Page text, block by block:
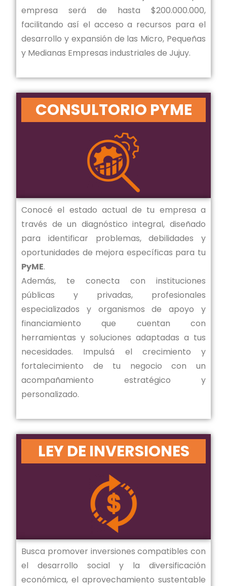
empresa será de hasta $200.000.000,
facilitando así el acceso a recursos para el
desarrollo y expansión de las Micro, Pequeñas
y Medianas Empresas industriales de Jujuy.
CONSULTORIO PYME
Conocé el estado actual de tu empresa a
través de un diagnóstico integral, diseñado
para identificar problemas, debilidades y
oportunidades de mejora específicas para tu
PyME.
Además, te conecta con instituciones
públicas y privadas, profesionales
especializados y organismos de apoyo y
financiamiento que cuentan con
herramientas y soluciones adaptadas a tus
necesidades. Impulsá el crecimiento y
fortalecimiento de tu negocio con un
acompañamiento estratégico y
personalizado.
LEY DE INVERSIONES
Busca promover inversiones compatibles con
el desarrollo social y la diversificación
económica, el aprovechamiento sustentable